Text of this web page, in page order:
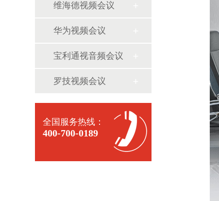
维海德视频会议
华为视频会议
宝利通视音频会议
罗技视频会议
全国服务热线：
400-700-0189